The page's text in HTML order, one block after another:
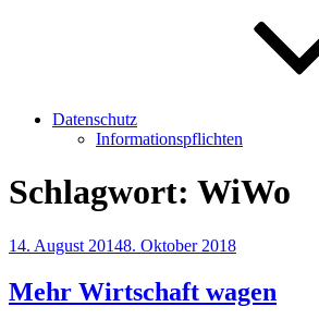
Datenschutz
Informationspflichten
Schlagwort: WiWo
Veröffentlicht
14. August 20148. Oktober 2018
Mehr Wirtschaft wagen